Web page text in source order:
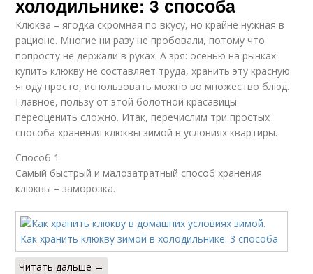
холодильнике: 3 способа
Клюква – ягодка скромная по вкусу, но крайне нужная в
рационе. Многие ни разу не пробовали, потому что
попросту не держали в руках. А зря: осенью на рынках
купить клюкву не составляет труда, хранить эту красную
ягоду просто, использовать можно во множество блюд.
Главное, пользу от этой болотной красавицы
переоценить сложно. Итак, перечислим три простых
способа хранения клюквы зимой в условиях квартиры.
Способ 1
Самый быстрый и малозатратный способ хранения
клюквы – заморозка.
Читать дальше →